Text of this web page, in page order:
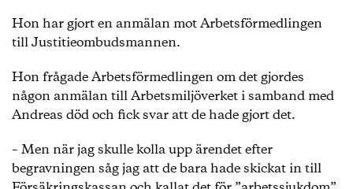
Hon har gjort en anmälan mot Arbetsförmedlingen
till Justitieombudsmannen.
Hon frågade Arbetsförmedlingen om det gjordes
någon anmälan till Arbetsmiljöverket i samband med
Andreas död och fick svar att de hade gjort det.
– Men när jag skulle kolla upp ärendet efter
begravningen såg jag att de bara hade skickat in till